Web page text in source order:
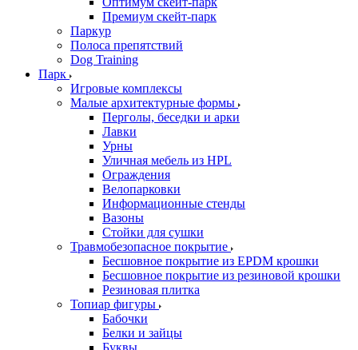
Премиум скейт-парк
Паркур
Полоса препятствий
Dog Training
Парк
Игровые комплексы
Малые архитектурные формы
Перголы, беседки и арки
Лавки
Урны
Уличная мебель из HPL
Ограждения
Велопарковки
Информационные стенды
Вазоны
Стойки для сушки
Травмобезопасное покрытие
Бесшовное покрытие из EPDM крошки
Бесшовное покрытие из резиновой крошки
Резиновая плитка
Топиар фигуры
Бабочки
Белки и зайцы
Буквы